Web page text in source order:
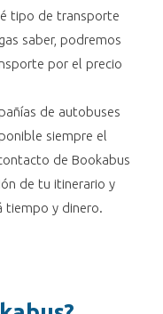
tipo de transporte
saber, podremos
por el precio
de autobuses
siempre el
de Bookabus
de tu itinerario y
tiempo y dinero.